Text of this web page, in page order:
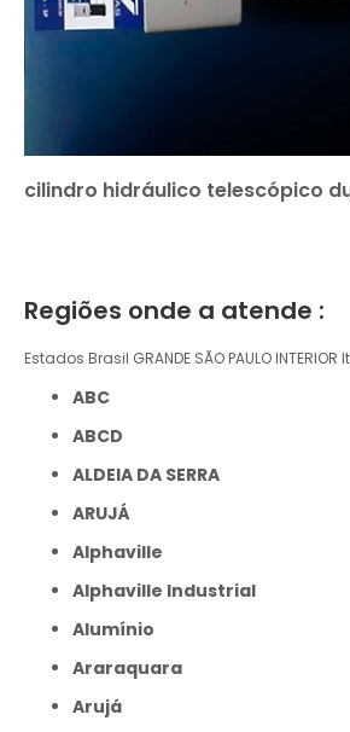
cilindro hidráulico telescópico
Regiões onde a atende :
Estados Brasil GRANDE SÃO PAULO INTERIOR
ABC
ABCD
ALDEIA DA SERRA
ARUJÁ
Alphaville
Alphaville Industrial
Alumínio
Araraquara
Arujá